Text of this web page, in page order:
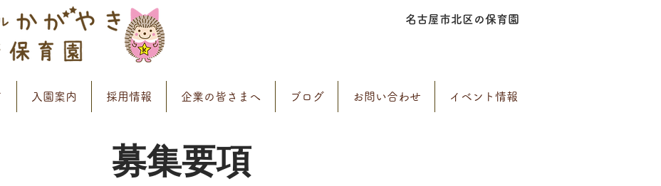
名古屋市北区の保育園
入園案内 採用情報 企業の皆さまへ ブログ お問い合わせ イベント情報
募集要項